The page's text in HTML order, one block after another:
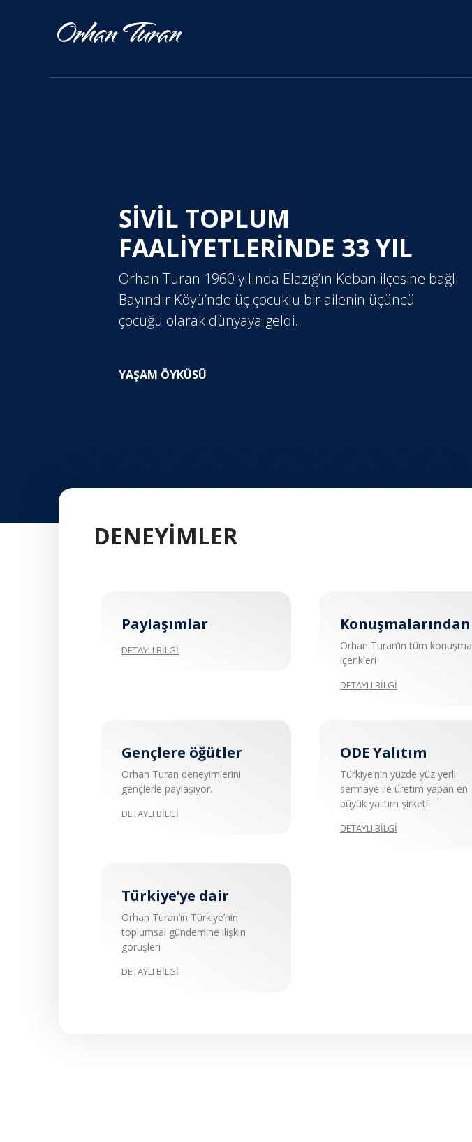
SİVİL TOPLUM
FAALİYETLERİNDE 33 YIL
Orhan Turan 1960 yılında Elazığ’ın Keban ilçesine bağlı
Bayındır Köyü’nde üç çocuklu bir ailenin üçüncü
çocuğu olarak dünyaya geldi.
YAŞAM ÖYKÜSÜ
DENEYİMLER
Paylaşımlar
DETAYLI BİLGİ
Konuşmalarından
Orhan Turan’ın tüm konuşma
içerikleri
DETAYLI BİLGİ
Gençlere öğütler
Orhan Turan deneyimlerini
gençlerle paylaşıyor.
DETAYLI BİLGİ
ODE Yalıtım
Türkiye’nin yüzde yüz yerli
sermaye ile üretim yapan en
büyük yalıtım şirketi
DETAYLI BİLGİ
Türkiye’ye dair
Orhan Turan’ın Türkiye’nin
toplumsal gündemine ilişkin
görüşleri
DETAYLI BİLGİ